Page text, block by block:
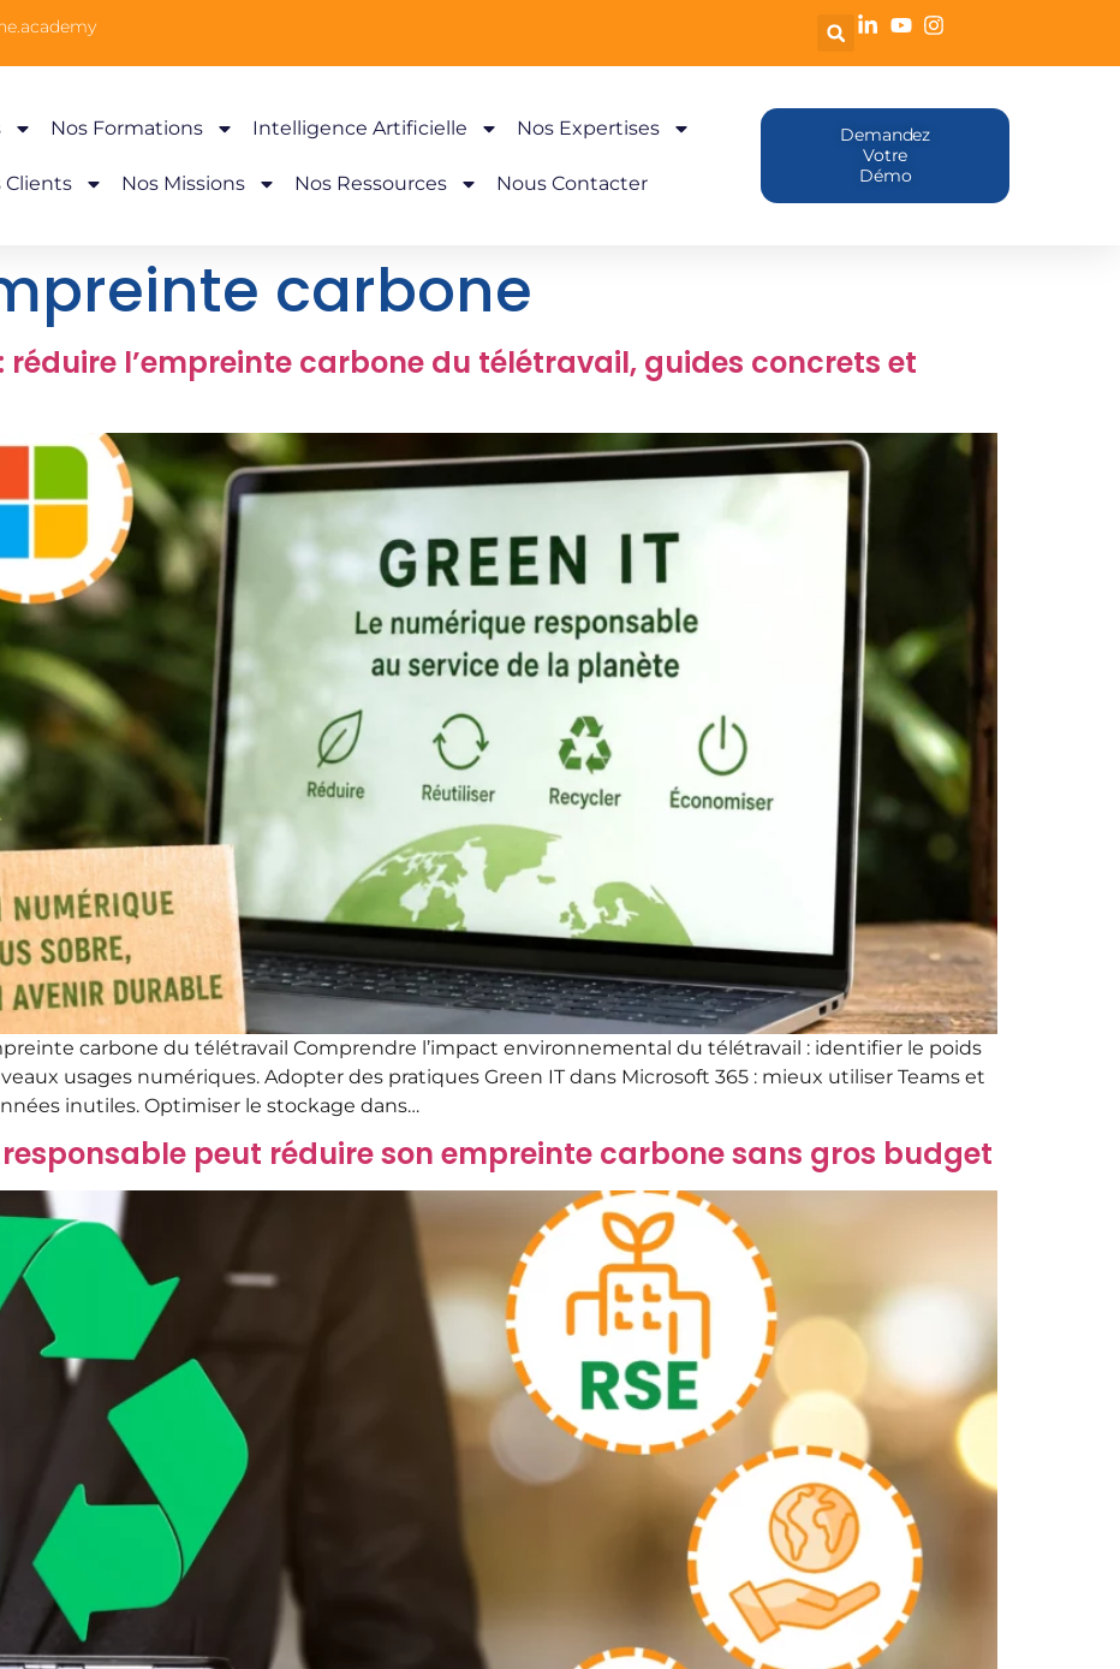
Nos Formations Intelligence Artificielle Nos Expertises
Clients Nos Missions Nos Ressources Nous Contacter
Demandez
Votre
Démo
carbone
réduire l’empreinte carbone du télétravail, guides concrets et
carbone du télétravail Comprendre l’impact environnemental du télétravail : identifier le poids
usages numériques. Adopter des pratiques Green IT dans Microsoft 365 : mieux utiliser Teams et
inutiles. Optimiser le stockage dans…
peut réduire son empreinte carbone sans gros budget